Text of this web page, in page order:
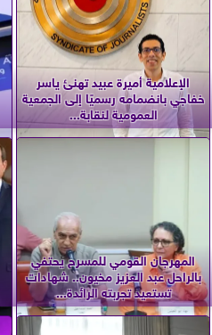
الإعلامية أميرة عبيد تهنئ ياسر
خفاجي بانضمامه رسميًا إلى الجمعية
العمومية لنقابة...
المهرجان القومي للمسرح يحتفي
بالراحل عبد العزيز مخيون.. شهادات
تستعيد تجربته الرائدة...